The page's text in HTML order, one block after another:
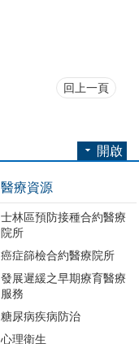
回上一頁
開啟
醫療資源
士林區預防接種合約醫療
院所
癌症篩檢合約醫療院所
發展遲緩之早期療育醫療
服務
糖尿病疾病防治
心理衛生